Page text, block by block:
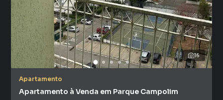
16
Apartamento
Apartamento à Venda em Parque Campolim